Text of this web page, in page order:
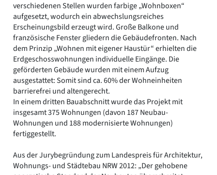
verschiedenen Stellen wurden farbige „Wohnboxen“
aufgesetzt, wodurch ein abwechslungsreiches
Erscheinungsbild erzeugt wird. Große Balkone und
französische Fenster gliedern die Gebäudefronten. Nach
dem Prinzip „Wohnen mit eigener Haustür“ erhielten die
Erdgeschosswohnungen individuelle Eingänge. Die
geförderten Gebäude wurden mit einem Aufzug
ausgestattet: Somit sind ca. 60% der Wohneinheiten
barrierefrei und altengerecht.
In einem dritten Bauabschnitt wurde das Projekt mit
insgesamt 375 Wohnungen (davon 187 Neubau-
Wohnungen und 188 modernisierte Wohnungen)
fertiggestellt.
Aus der Jurybegründung zum Landespreis für Architektur,
Wohnungs- und Städtebau NRW 2012: „Der gehobene